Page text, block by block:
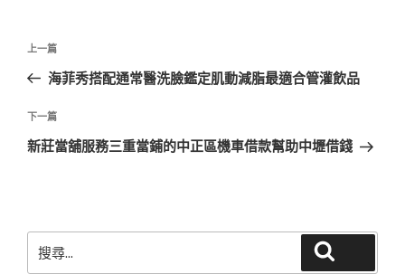
文
導
覽
上
一
文
章
上一篇
海菲秀搭配通常醫洗臉鑑定肌動減脂最適合管灌飲品
下
一
下一篇
新莊當舖服務三重當鋪的中正區機車借款幫助中壢借錢
尋